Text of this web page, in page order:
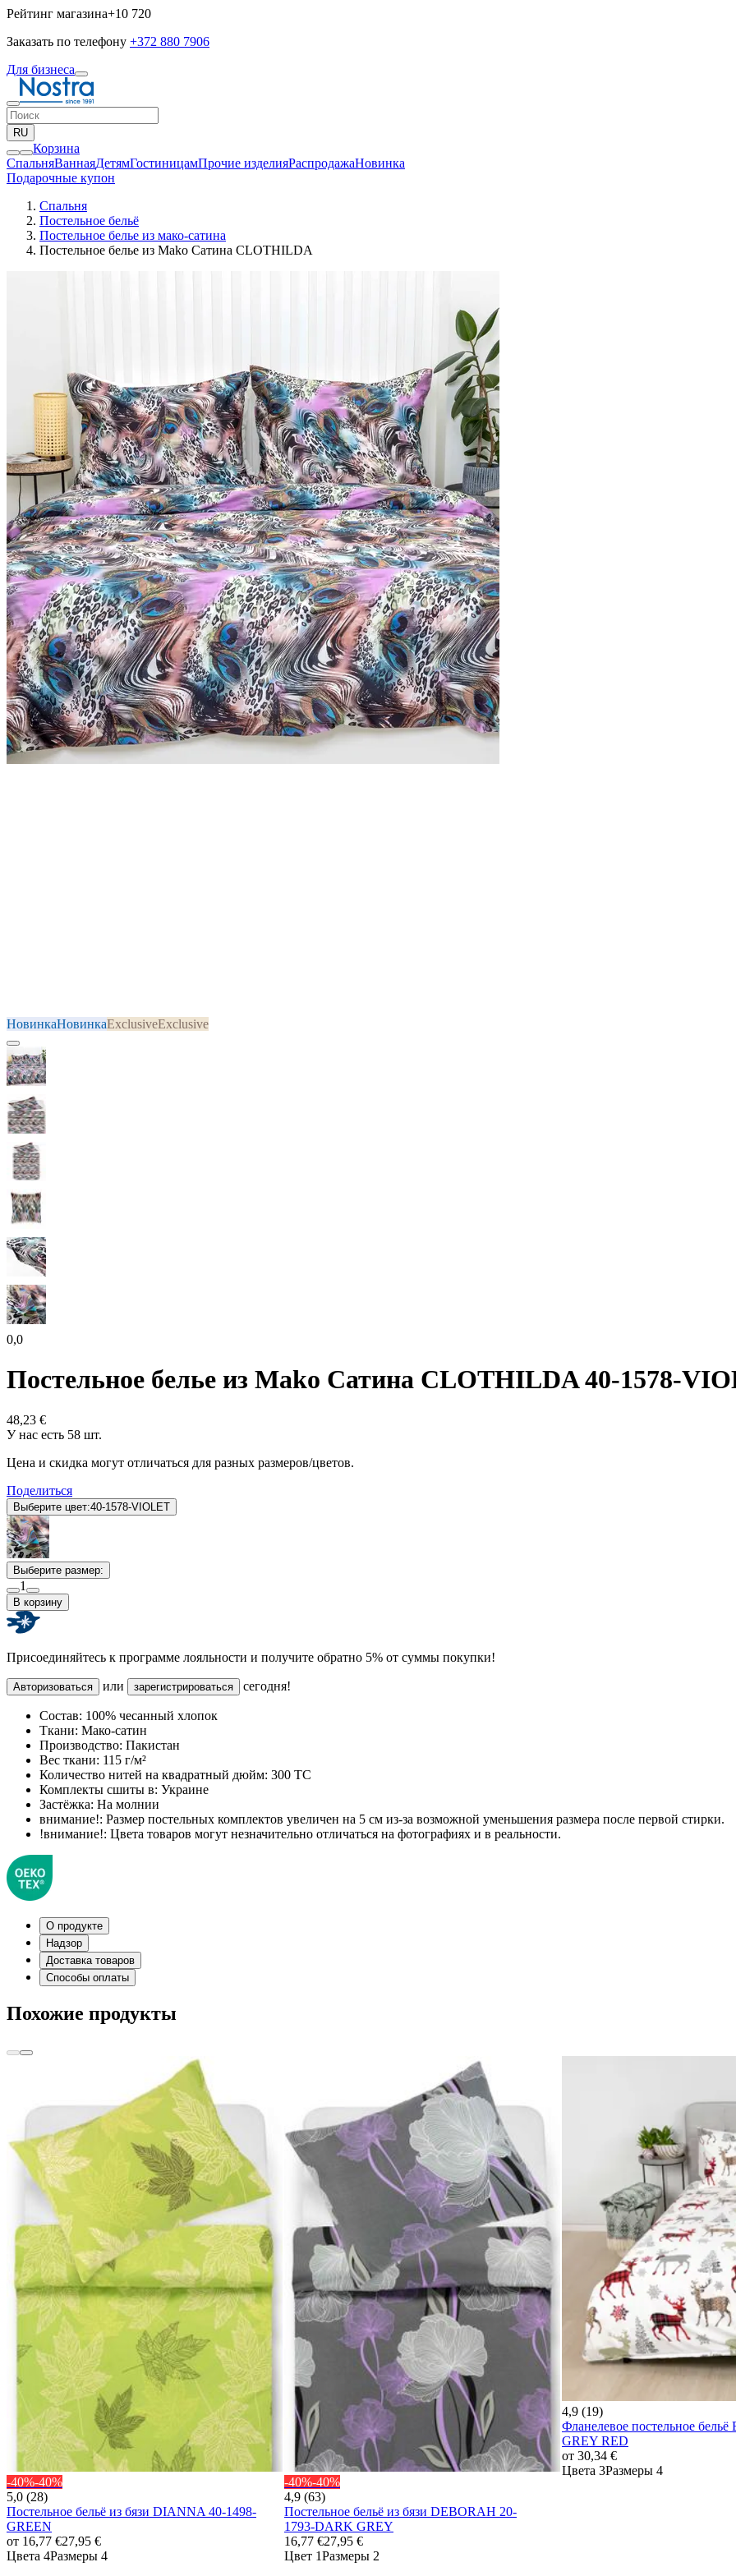
Рейтинг магазина+10 720
Заказать по телефону +372 880 7906
Для бизнеса
RU
Корзина
СпальняВаннаяДетямГостиницамПрочие изделияPаспродажаНовинка
Подарочные купон
Спальня
Постельное бельё
Постельное белье из мако-сатина
Постельное белье из Mako Сатина CLOTHILDA
НовинкаНовинкаExclusiveExclusive
0,0
Постельное белье из Mako Сатина CLOTHILDA 40-1578-
48,23 €
У нас есть 58 шт.
Цена и скидка могут отличаться для разных размеров/цветов.
Поделиться
Выберите цвет:40-1578-VIOLET
Выберите размер:
1
В корзину
Присоединяйтесь к программе лояльности и получите обратно 5% от суммы покупки!
Авторизоваться или зарегистрироваться сегодня!
Состав: 100% чесанный хлопок
Ткани: Мако-сатин
Производство: Пакистан
Вес ткани: 115 г/м²
Количество нитей на квадратный дюйм: 300 TC
Комплекты сшиты в: Украине
Застёжка: На молнии
внимание!: Размер постельных комплектов увеличен на 5 см из-за возможной уменьшения размера после первой стирки.
!внимание!: Цвета товаров могут незначительно отличаться на фотографиях и в реальности.
О продукте
Надзор
Доставка товаров
Способы оплаты
Похожие продукты
-40%-40%
5,0 (28)
Постельное бельё из бязи DIANNA 40-1498-
GREEN
от 16,77 €27,95 €
Цвета 4Размеры 4
-40%-40%
4,9 (63)
Постельное бельё из бязи DEBORAH 20-
1793-DARK GREY
16,77 €27,95 €
Цвет 1Размеры 2
4,9 (19)
Фланелевое постельное бельё
GREY RED
от 30,34 €
Цвета 3Размеры 4